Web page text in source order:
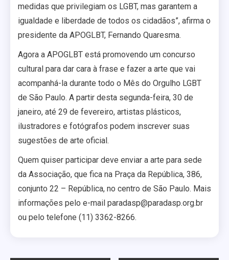
medidas que privilegiam os LGBT, mas garantem a
igualdade e liberdade de todos os cidadãos”, afirma o
presidente da APOGLBT, Fernando Quaresma.
Agora a APOGLBT está promovendo um concurso
cultural para dar cara à frase e fazer a arte que vai
acompanhá-la durante todo o Mês do Orgulho LGBT
de São Paulo. A partir desta segunda-feira, 30 de
janeiro, até 29 de fevereiro, artistas plásticos,
ilustradores e fotógrafos podem inscrever suas
sugestões de arte oficial.
Quem quiser participar deve enviar a arte para sede
da Associação, que fica na Praça da República, 386,
conjunto 22 – República, no centro de São Paulo. Mais
informações pelo e-mail paradasp@paradasp.org.br
ou pelo telefone (11) 3362-8266.